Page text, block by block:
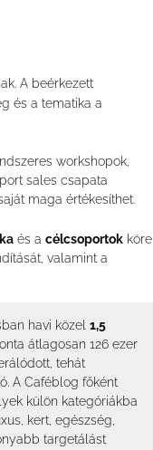
A beérkezett
és a tematika a
workshopok,
sales csapata
maga értékesíthet.
és a célcsoportokköre
valamint a
havi közel1,5
átlagosan 126 ezer
tehát
A Caféblog főként
külön kategóriákba
kert, egészség,
targetálást